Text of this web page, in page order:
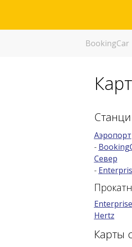
BookingCar
Аэропорт
-
Север
-
Enterprise
Hertz
Карты